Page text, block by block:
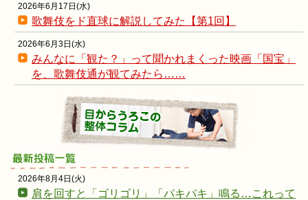
2026年6月17日(水)
歌舞伎をド直球に解説してみた【第1回】
2026年6月3日(水)
みんなに「観た？」って聞かれまくった映画「国宝」
を、歌舞伎通が観てみたら……
2026年8月4日(火)
肩を回すと「ゴリゴリ」「パキパキ」鳴る…これって